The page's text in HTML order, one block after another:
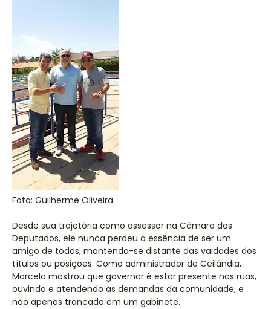
Foto: Guilherme Oliveira.
Desde sua trajetória como assessor na Câmara dos
Deputados, ele nunca perdeu a essência de ser um
amigo de todos, mantendo-se distante das vaidades dos
títulos ou posições. Como administrador de Ceilândia,
Marcelo mostrou que governar é estar presente nas ruas,
ouvindo e atendendo as demandas da comunidade, e
não apenas trancado em um gabinete.